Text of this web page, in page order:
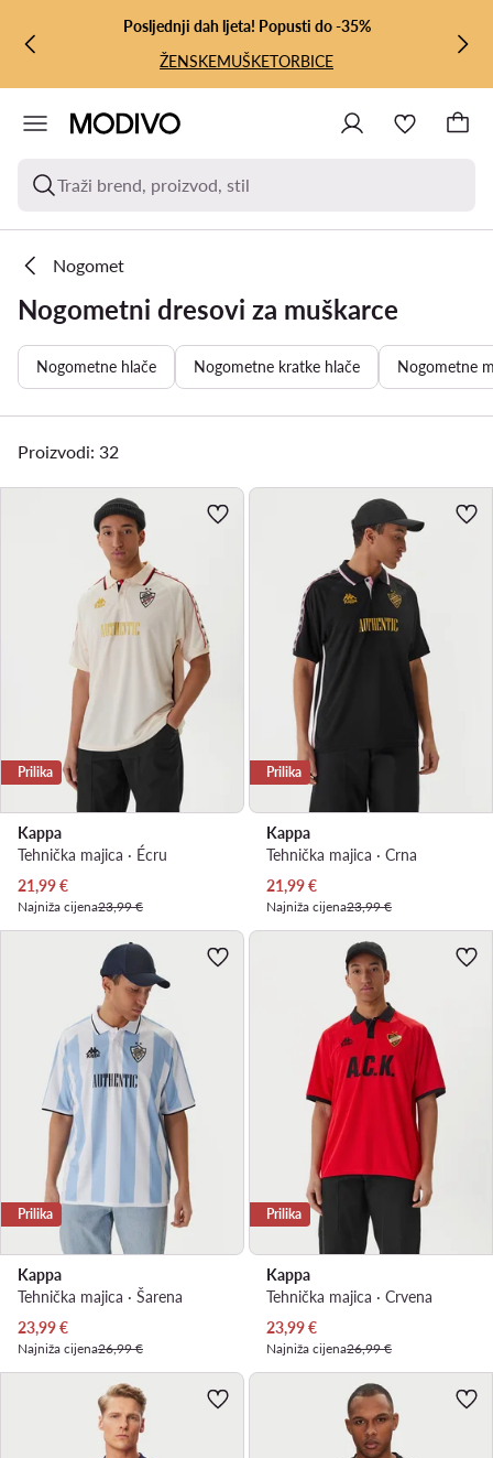
PRIJEĐI NA GLAVNI SADRŽAJ
PRIJEĐI NA PRETRAŽIVANJE
Posljednji dah ljeta! Popusti do -35%
ŽENSKEMUŠKETORBICE
Traži brend, proizvod, stil
Nogomet
Nogometni dresovi za muškarce
Nogometne hlače Nogometne kratke hlače Nogometne
Proizvodi: 32
Prilika
Kappa
Tehnička majica · Écru
Trenutna cijena
21,99€
Najniža cijena23,99 €
Prilika
Kappa
Tehnička majica · Crna
Trenutna cijena
21,99€
Najniža cijena23,99 €
Prilika
Kappa
Tehnička majica · Šarena
Trenutna cijena
23,99€
Najniža cijena26,99 €
Prilika
Kappa
Tehnička majica · Crvena
Trenutna cijena
23,99€
Najniža cijena26,99 €